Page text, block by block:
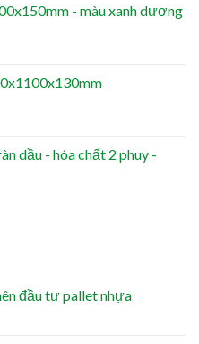
- màu xanh dương
dầu - hóa chất 2 phuy -
đầu tư pallet nhựa